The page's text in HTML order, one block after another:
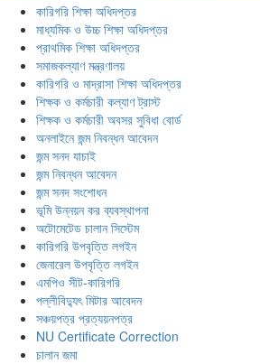
কারিগরি শিক্ষা অধিদপ্তর
মাধ্যমিক ও উচ্চ শিক্ষা অধিদপ্তর
প্রাথমিক শিক্ষা অধিদপ্তর
সমাজকল্যাণ মন্ত্রণালয়
কারিগরি ও মাদ্রাসা শিক্ষা অধিদপ্তর
শিক্ষক ও কর্মচারী কল্যাণ ট্রাস্ট
শিক্ষক ও কর্মচারী অবসর সুবিধা বোর্ড
অনলাইনে জন্ম নিবন্ধন আবেদন
জন্ম সনদ যাচাই
জন্ম নিবন্ধন আবেদন
জন্ম সনদ সংশোধন
ভূমি উন্নয়ন কর ব্যবস্থাপনা
অটোমেটেড চালান সিস্টেম
কারিগরি উপবৃত্তি লগইন
জেনারেল উপবৃত্তি লগইন
এমপিও সীট-কারিগরি
পল্লীবিদ্যুৎ মিটার আবেদন
সঞ্চয়পত্র প্রত্যয়নপত্র
NU Certificate Correction
চালান জমা